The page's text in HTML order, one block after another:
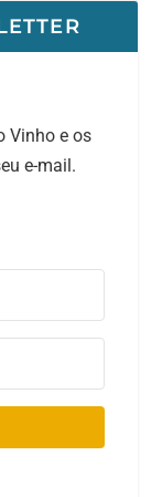
Vinho e os
e-mail.